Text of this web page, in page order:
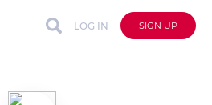
LOG IN SIGN UP